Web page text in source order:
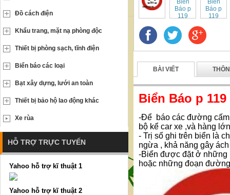
BÀI VIẾT
Biển Báo p
-Để báo các đường cấm
bộ kể car xe ,và hàng
- Trị số ghi trên biển là
ngừa , khả năng gây
-Biển được đặt ở những
hoặc những đoạn
Đồ cách điện
Khẩu trang, mặt nạ phòng độc
Thiết bị phòng sạch, tĩnh điện
Biển báo các loại
Bạt xây dựng, lưới an toàn
Thiết bị bảo hộ lao động khác
Xe rùa
HỖ TRỢ TRỰC TUYẾN
Yahoo hỗ trợ kĩ thuật 1
Yahoo hỗ trợ kĩ thuật 2